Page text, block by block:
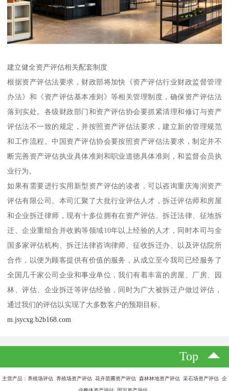
建立健全资产评估相关配套制度
根据资产评估法要求，财政部将加快《资产评估行业财政监督管理
办法》和《资产评估基本准则》等相关管理制度，确保资产评估法
落到实处。各级财政部门和资产评估协会要抓紧清理和修订与资产
评估法不一致的规定，并按照资产评估法要求，建立新的管理规范
和工作流程。中国资产评估协会要按照资产评估法要求，制定并不
断完善资产评估执业具体准则和职业道德具体准则，和监督会员执
业行为。
如果有需要进行实用新型资产评估的读者，可以咨询重庆海润资产
评估有限公司。本司汇聚了大批行业评估人才，拆迁评估师和房屋
和企业拆迁律师，现有十多位拥有在资产评估、拆迁法律、征地拆
迁、企业重组合并收购等领域10年以上经验的人才，同时本司与全
国多家评估机构、拆迁法律咨询律师、征收拆迁办、以及评估院所
合作，以便为顾客提供有价值的服务，从成立至今我司已经服务了
全国几千家公司企业和事业单位，我们有着丰富的房屋、厂房、园
林、评估、企业拆迁等评估经验，同时为广大被拆迁户做过评估，
通过我们的评估以实现了大多数客户的预期目标。
m.jsycxg.b2b168.com
Top
主营产品：养殖场评估 养殖场资产评估 花卉苗圃资产评估 森林林地资产评估 采石场资产评估 企